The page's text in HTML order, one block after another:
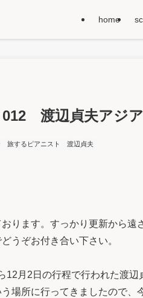
home
渡辺貞夫アジ
旅するピアニスト 渡辺貞夫
ります。すっかり更新から遠
うぞお付き合い下さい。
月2日の行程で行われた渡辺
場所に行ってきましたので、